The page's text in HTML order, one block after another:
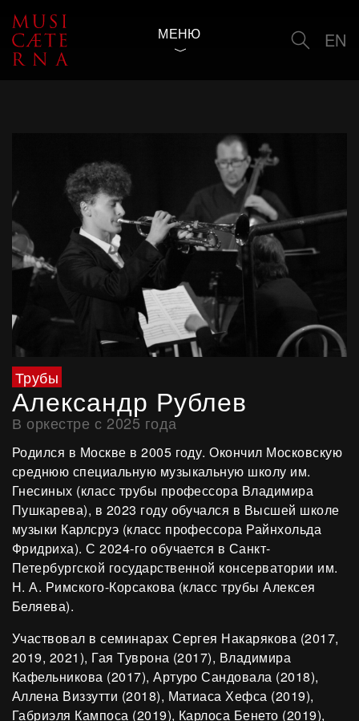
МЕНЮ EN
Трубы
Александр Рублев
В оркестре с 2025 года
Родился в Москве в 2005 году. Окончил Московскую
среднюю специальную музыкальную школу им.
Гнесиных (класс трубы профессора Владимира
Пушкарева), в 2023 году обучался в Высшей школе
музыки Карлсруэ (класс профессора Райнхольда
Фридриха). С 2024-го обучается в Санкт-
Петербургской государственной консерватории им.
Н. А. Римского-Корсакова (класс трубы Алексея
Беляева).
Участвовал в семинарах Сергея Накарякова (2017,
2019, 2021), Гая Туврона (2017), Владимира
Кафельникова (2017), Артуро Сандовала (2018),
Аллена Виззутти (2018), Матиаса Хефса (2019),
Габриэля Кампоса (2019), Карлоса Бенето (2019),